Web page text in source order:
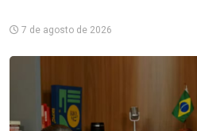
7 de agosto de 2026